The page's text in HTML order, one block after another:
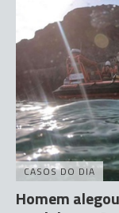
CASOS DO DIA
Homem